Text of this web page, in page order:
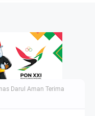
Darul Aman Terima